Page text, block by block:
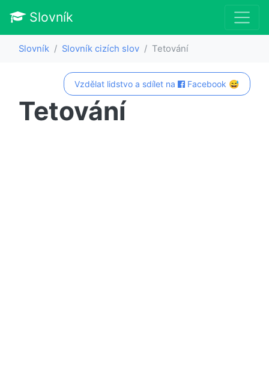
Slovník
Slovník Slovník cizích slov Tetování
Vzdělat lidstvo a sdílet na Facebook 😅
Tetování